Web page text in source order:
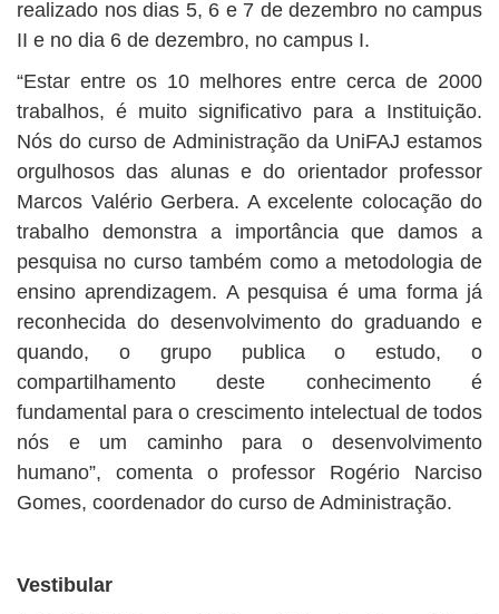
realizado nos dias 5, 6 e 7 de dezembro no campus
II e no dia 6 de dezembro, no campus I.
“Estar entre os 10 melhores entre cerca de 2000
trabalhos, é muito significativo para a Instituição.
Nós do curso de Administração da UniFAJ estamos
orgulhosos das alunas e do orientador professor
Marcos Valério Gerbera. A excelente colocação do
trabalho demonstra a importância que damos a
pesquisa no curso também como a metodologia de
ensino aprendizagem. A pesquisa é uma forma já
reconhecida do desenvolvimento do graduando e
quando, o grupo publica o estudo, o
compartilhamento deste conhecimento é
fundamental para o crescimento intelectual de todos
nós e um caminho para o desenvolvimento
humano”, comenta o professor Rogério Narciso
Gomes, coordenador do curso de Administração.
Vestibular